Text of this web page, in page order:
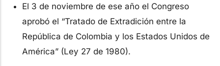
El 3 de noviembre de ese año el Congreso
aprobó el “Tratado de Extradición entre la
República de Colombia y los Estados Unidos de
América” (Ley 27 de 1980).